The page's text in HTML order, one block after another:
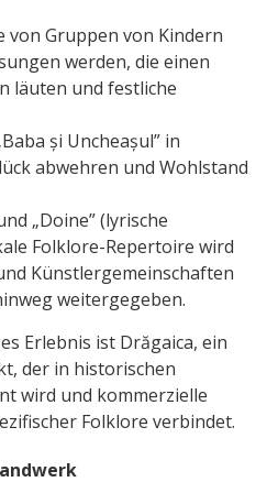
von Gruppen von Kindern
werden, die einen
läuten und festliche
și Uncheașul” in
abwehren und Wohlstand
„Doine” (lyrische
Folklore-Repertoire wird
Künstlergemeinschaften
weitergegeben.
Erlebnis ist Drăgaica, ein
der in historischen
wird und kommerzielle
Folklore verbindet.